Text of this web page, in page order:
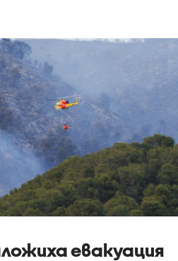
евакуация